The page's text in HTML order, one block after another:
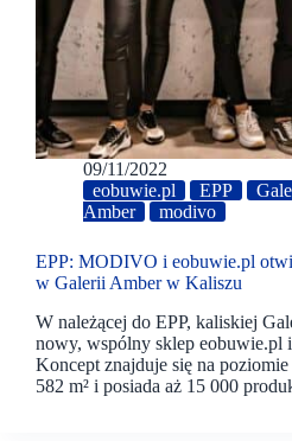
09/11/2022
eobuwie.pl
EPP
Amber
modivo
EPP: MODIVO i eobuwie.pl
w Galerii Amber w Kaliszu
W należącej do EPP, kaliskiej
nowy, wspólny sklep
Koncept znajduje się na
582 m² i posiada aż 15 000